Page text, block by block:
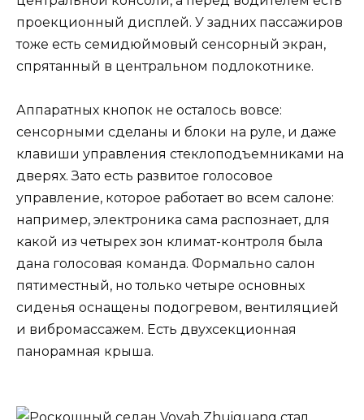
проекционный дисплей. У задних пассажиров
тоже есть семидюймовый сенсорный экран,
спрятанный в центральном подлокотнике.
Аппаратных кнопок не осталось вовсе:
сенсорными сделаны и блоки на руле, и даже
клавиши управления стеклоподъемниками на
дверях. Зато есть развитое голосовое
управление, которое работает во всем салоне:
например, электроника сама распознает, для
какой из четырех зон климат-контроля была
дана голосовая команда. Формально салон
пятиместный, но только четыре основных
сиденья оснащены подогревом, вентиляцией
и вибромассажем. Есть двухсекционная
панорамная крыша.